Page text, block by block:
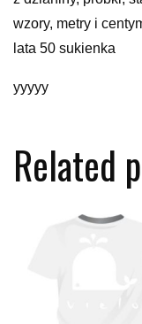
wzory, metry i
lata 50 sukienka
yyyyy
Related